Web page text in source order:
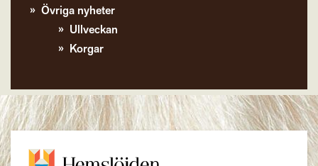
Övriga nyheter
Ullveckan
Korgar